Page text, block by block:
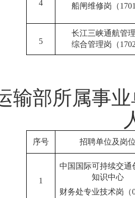
4 船闸维修岗 （
5
长江三峡通航管
综合管理岗（
输部所属事
序号 招聘单位及岗
1
中国国际可持续交通
知识中心
财务处专业技术岗（